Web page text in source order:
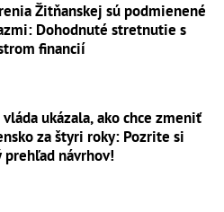
Žitňanskej sú podmienené
Dohodnuté stretnutie s
financií
vláda ukázala, ako chce zmeniť
za štyri roky: Pozrite si
prehľad návrhov!